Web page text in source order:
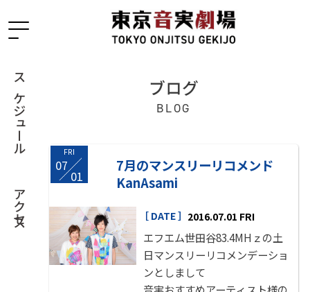
スケジュール
アクセス
ブログ
BLOG
FRI
07
01
7月のマンスリーリコメンド
KanAsami
［ DATE ］ 2016.07.01 FRI
エフエム世田谷83.4MHｚの土
日マンスリーリコメンデーショ
ンとしまして